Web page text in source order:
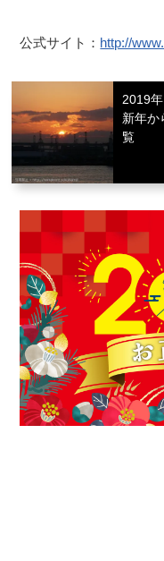
公式サイト： http://
2019
新年か
覧